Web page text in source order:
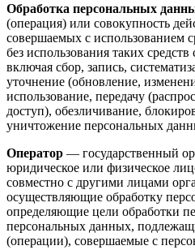
Обработка персональных
(операция) или совокупность
совершаемых с использованием
без использования таких
включая сбор, запись,
уточнение (обновление,
использование, передачу
доступ), обезличивание,
уничтожение персональных
Оператор — государственный
юридическое или физическое
совместно с другими лицами
осуществляющие обработку
определяющие цели обработки
персональных данных,
(операции), совершаемые с